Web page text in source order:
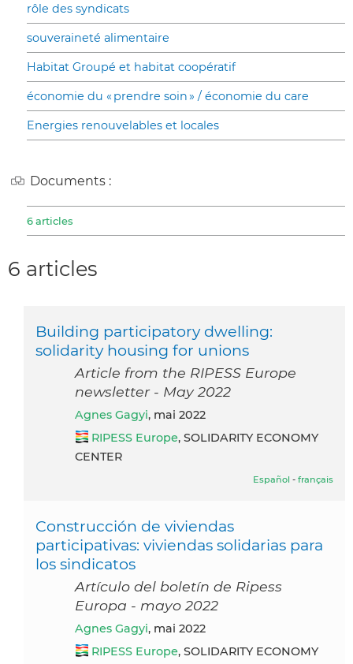
rôle des syndicats
souveraineté alimentaire
Habitat Groupé et habitat coopératif
économie du « prendre soin » / économie du care
Energies renouvelables et locales
Documents :
6 articles
6 articles
Building participatory dwelling:
solidarity housing for unions
Article from the RIPESS Europe
newsletter - May 2022
Agnes Gagyi, mai 2022
RIPESS Europe, SOLIDARITY ECONOMY
CENTER
Español - français
Construcción de viviendas
participativas: viviendas solidarias para
los sindicatos
Artículo del boletín de Ripess
Europa - mayo 2022
Agnes Gagyi, mai 2022
RIPESS Europe, SOLIDARITY ECONOMY